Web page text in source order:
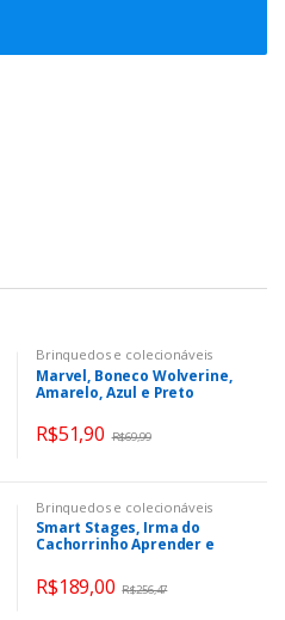
Brinquedos e colecionáveis
Marvel, Boneco Wolverine,
Amarelo, Azul e Preto
R$51,90 R$69,99
Brinquedos e colecionáveis
Smart Stages, Irma do
Cachorrinho Aprender e
R$189,00 R$256,47